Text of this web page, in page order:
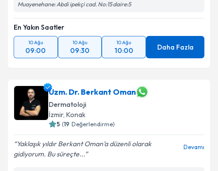
Muayenehane: Abdi ipekçi cad. No:15 daire:5
En Yakın Saatler
10 Ağu
09:00
10 Ağu
09:30
10 Ağu
10:00 Daha Fazla
Uzm. Dr. Berkant Oman
Dermatoloji
İzmir, Konak
5 (19 Değerlendirme)
Yaklaşık yıldır Berkant Oman’a düzenli olarak
gidiyorum. Bu süreçte...
Devamı